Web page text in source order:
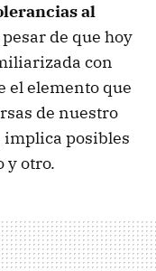
al
de que hoy
con
el elemento que
de nuestro
implica posibles
y otro.